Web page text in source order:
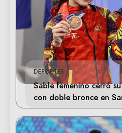
DEPORTES
Sable femenino cerró
con doble bronce en